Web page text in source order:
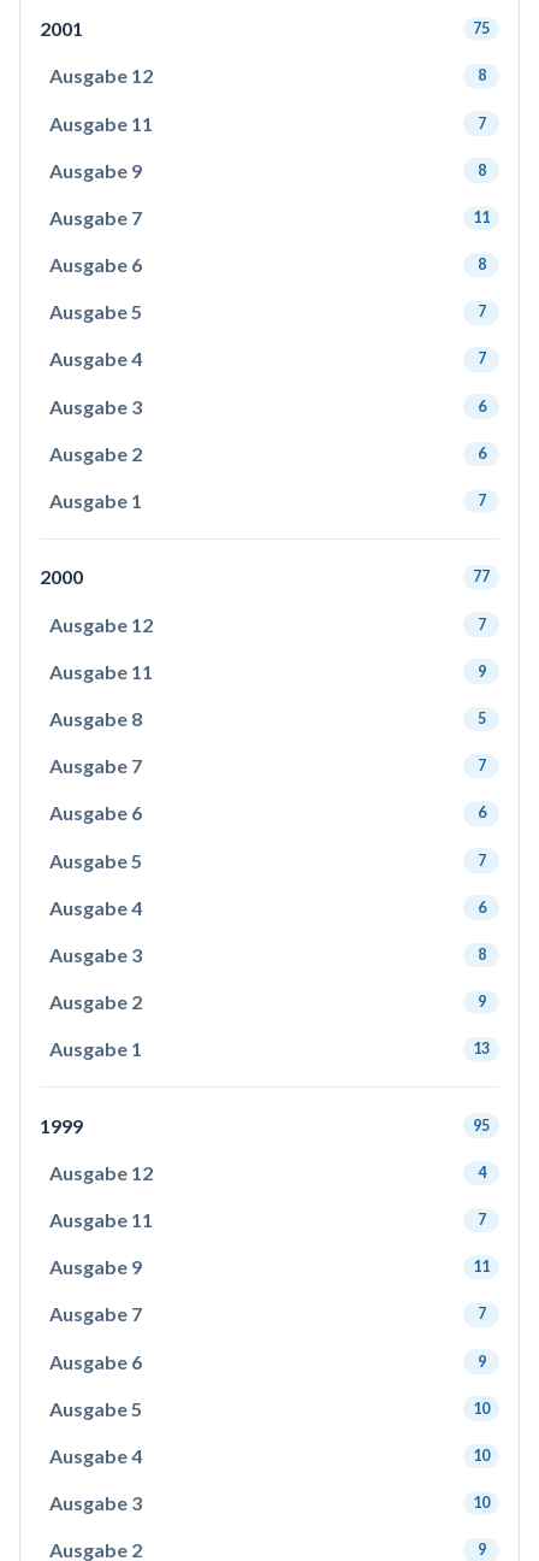
2001 75
Ausgabe 12 8
Ausgabe 11 7
Ausgabe 9 8
Ausgabe 7 11
Ausgabe 6 8
Ausgabe 5 7
Ausgabe 4 7
Ausgabe 3 6
Ausgabe 2 6
Ausgabe 1 7
2000 77
Ausgabe 12 7
Ausgabe 11 9
Ausgabe 8 5
Ausgabe 7 7
Ausgabe 6 6
Ausgabe 5 7
Ausgabe 4 6
Ausgabe 3 8
Ausgabe 2 9
Ausgabe 1 13
1999 95
Ausgabe 12 4
Ausgabe 11 7
Ausgabe 9 11
Ausgabe 7 7
Ausgabe 6 9
Ausgabe 5 10
Ausgabe 4 10
Ausgabe 3 10
Ausgabe 2 9